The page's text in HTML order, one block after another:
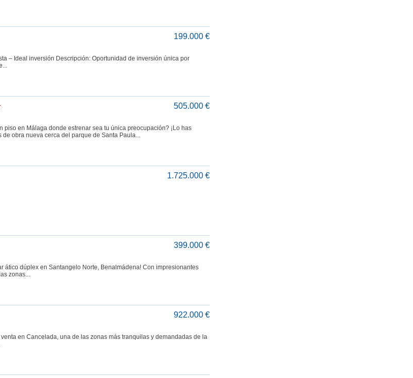
199.000 €
– Ideal inversión Descripción: Oportunidad de inversión única por
505.000 €
piso en Málaga donde estrenar sea tu única preocupación? ¡Lo has
obra nueva cerca del parque de Santa Paula...
1.725.000 €
399.000 €
ático dúplex en Santangelo Norte, Benalmádena! Con impresionantes
zonas...
922.000 €
en Cancelada, una de las zonas más tranquilas y demandadas de la